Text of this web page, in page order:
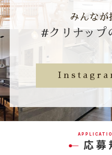
みんなが
#クリナップ
応募